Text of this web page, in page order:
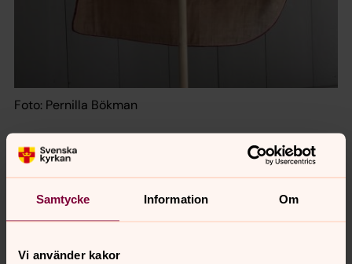
Samtycke Information Om
Vi använder kakor
Foto: Pernilla Bökman